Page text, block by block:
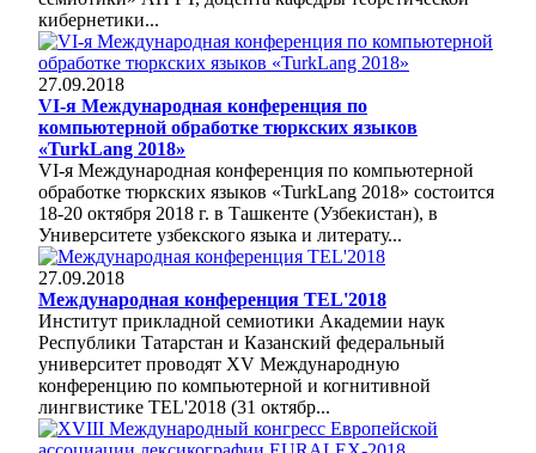
кибернетики...
27.09.2018
VI-я Международная конференция по
компьютерной обработке тюркских языков
«TurkLang 2018»
VI-я Международная конференция по компьютерной
обработке тюркских языков «TurkLang 2018» состоится
18-20 октября 2018 г. в Ташкенте (Узбекистан), в
Университете узбекского языка и литерату...
27.09.2018
Международная конференция TEL'2018
Институт прикладной семиотики Академии наук
Республики Татарстан и Казанский федеральный
университет проводят XV Международную
конференцию по компьютерной и когнитивной
лингвистике TEL'2018 (31 октябр...